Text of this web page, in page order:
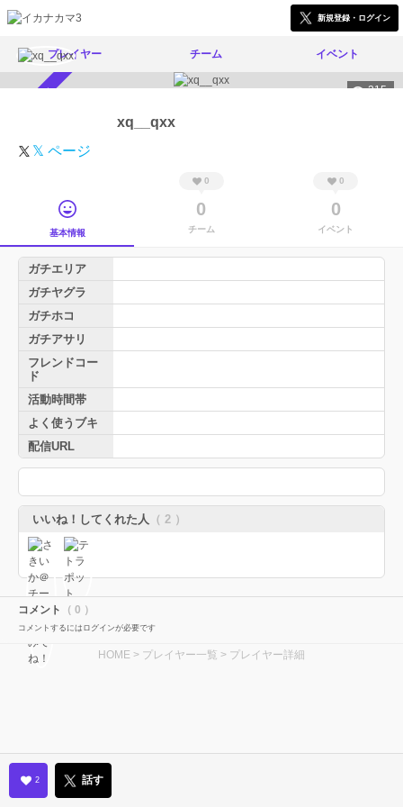
新規登録・ログイン
プレイヤー チーム イベント
215
xq__qxx
𝕏 ページ
基本情報
0
0
チーム
0
0
イベント
ガチエリア
ガチヤグラ
ガチホコ
ガチアサリ
フレンドコー
ド
活動時間帯
よく使うブキ
配信URL
いいね！してくれた人 （ 2 ）
コメント （ 0 ）
コメントするにはログインが必要です
HOME > プレイヤー一覧 > プレイヤー詳細
2 話す